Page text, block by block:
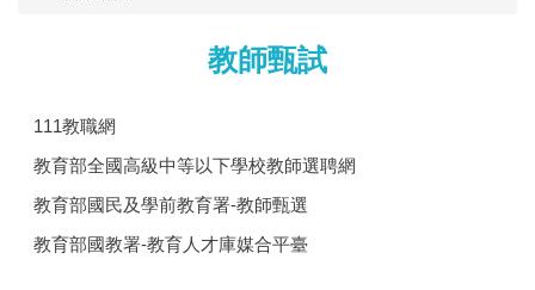
教師甄試
111教職網
教育部全國高級中等以下學校教師選聘網
教育部國民及學前教育署-教師甄選
教育部國教署-教育人才庫媒合平臺